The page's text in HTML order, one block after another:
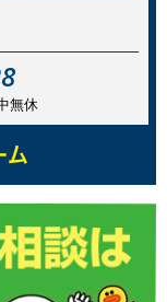
無休
ム